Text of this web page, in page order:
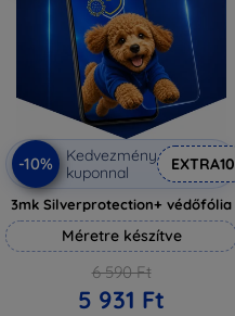
-10%
Kedvezmény
kuponnal
EXTRA10
3mk Silverprotection+ védőfólia
Méretre készítve
6 590 Ft
5 931 Ft